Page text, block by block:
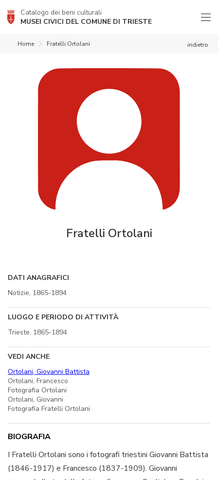
Catalogo dei beni culturali
MUSEI CIVICI DEL COMUNE DI TRIESTE
indietro
Home Fratelli Ortolani
Fratelli Ortolani
DATI ANAGRAFICI
Notizie, 1865-1894
LUOGO E PERIODO DI ATTIVITÀ
Trieste, 1865-1894
VEDI ANCHE
Ortolani, Giovanni Battista
Ortolani, Francesco
Fotografia Ortolani
Ortolani, Giovanni
Fotografia Fratelli Ortolani
BIOGRAFIA
I Fratelli Ortolani sono i fotografi triestini Giovanni Battista
(1846-1917) e Francesco (1837-1909). Giovanni